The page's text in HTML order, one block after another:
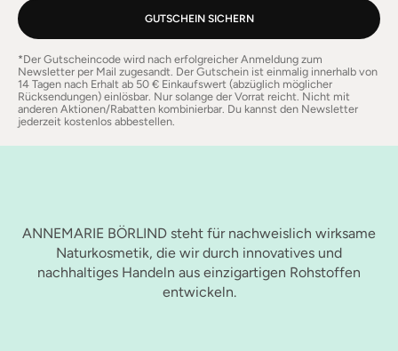
GUTSCHEIN SICHERN
*Der Gutscheincode wird nach erfolgreicher Anmeldung zum
Newsletter per Mail zugesandt. Der Gutschein ist einmalig innerhalb von
14 Tagen nach Erhalt ab 50 € Einkaufswert (abzüglich möglicher
Rücksendungen) einlösbar. Nur solange der Vorrat reicht. Nicht mit
anderen Aktionen/Rabatten kombinierbar. Du kannst den Newsletter
jederzeit kostenlos abbestellen.
ANNEMARIE BÖRLIND steht für nachweislich wirksame
Naturkosmetik, die wir durch innovatives und
nachhaltiges Handeln aus einzigartigen Rohstoffen
entwickeln.